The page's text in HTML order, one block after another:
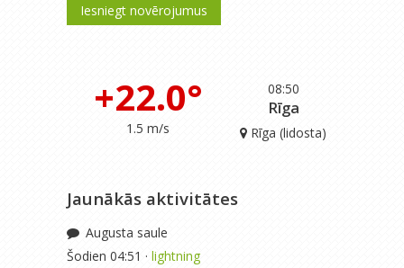
Iesniegt novērojumus
08:50
+22.0°
1.5 m/s
Rīga
Rīga (lidosta)
Jaunākās aktivitātes
Augusta saule
Šodien 04:51 · lightning